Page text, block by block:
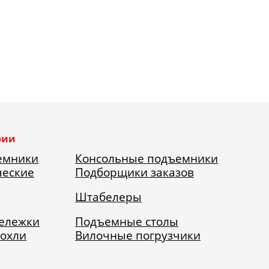
Консольные подъемники
Подборщики заказов
Штабелеры
Подъемные столы
Вилочные погрузчики